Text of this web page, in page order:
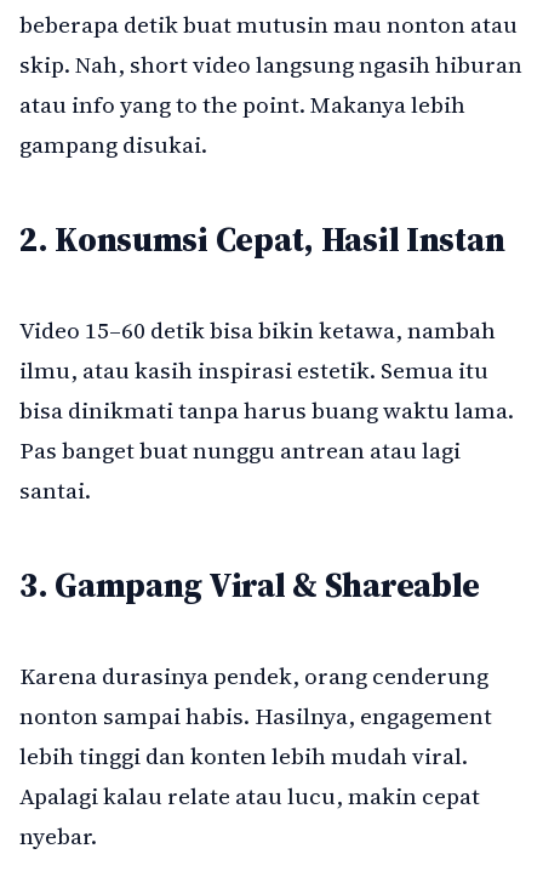
beberapa detik buat mutusin mau nonton atau
skip. Nah, short video langsung ngasih hiburan
atau info yang to the point. Makanya lebih
gampang disukai.
2. Konsumsi Cepat, Hasil Instan
Video 15–60 detik bisa bikin ketawa, nambah
ilmu, atau kasih inspirasi estetik. Semua itu
bisa dinikmati tanpa harus buang waktu lama.
Pas banget buat nunggu antrean atau lagi
santai.
3. Gampang Viral & Shareable
Karena durasinya pendek, orang cenderung
nonton sampai habis. Hasilnya, engagement
lebih tinggi dan konten lebih mudah viral.
Apalagi kalau relate atau lucu, makin cepat
nyebar.